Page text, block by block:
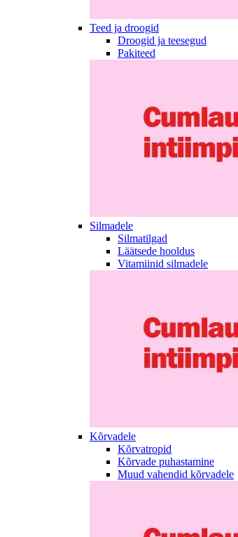
Teed ja droogid
Droogid ja teesegud
Pakiteed
Silmadele
Silmatilgad
Läätsede hooldus
Vitamiinid silmadele
Kõrvadele
Kõrvatropid
Kõrvade puhastamine
Muud vahendid kõrvadele